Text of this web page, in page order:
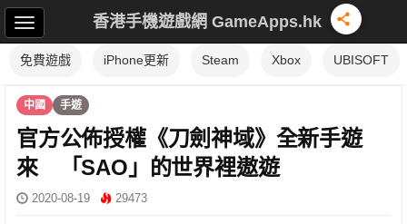
香港手機遊戲網 GameApps.hk
免費遊戲 iPhone更新 Steam Xbox UBISOFT
中國 手遊
官方公佈授權《刀劍神域》全新手遊
來 「SAO」的世界裡遨遊
2020-08-19 29473